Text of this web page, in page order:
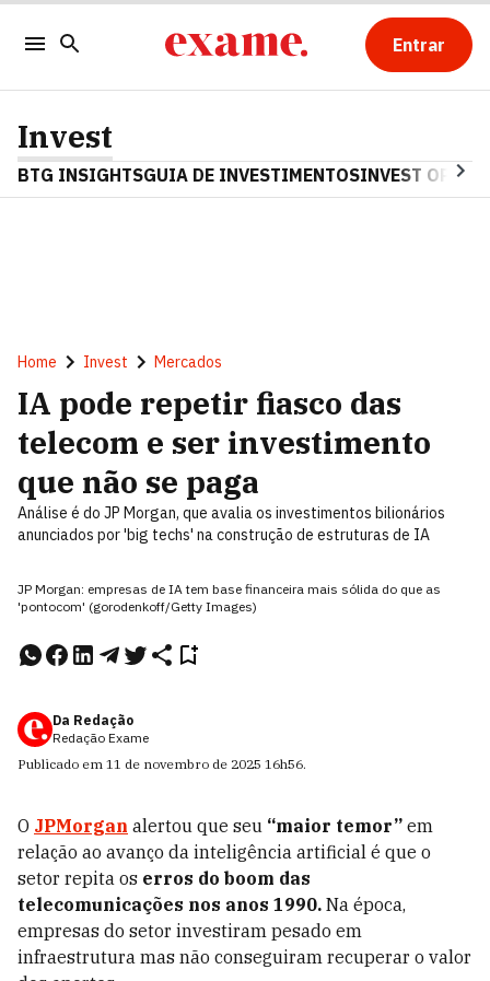
Entrar
Invest
BTG INSIGHTSGUIA DE INVESTIMENTOSINVEST OPINA
Home Invest Mercados
IA pode repetir fiasco das
telecom e ser investimento
que não se paga
Análise é do JP Morgan, que avalia os investimentos bilionários
anunciados por 'big techs' na construção de estruturas de IA
JP Morgan: empresas de IA tem base financeira mais sólida do que as
'pontocom' (gorodenkoff/Getty Images)
Da Redação
Redação Exame
Publicado em 11 de novembro de 2025 16h56.
O JPMorgan alertou que seu “maior temor” em
relação ao avanço da inteligência artificial é que o
setor repita os erros do boom das
telecomunicações nos anos 1990. Na época,
empresas do setor investiram pesado em
infraestrutura mas não conseguiram recuperar o valor